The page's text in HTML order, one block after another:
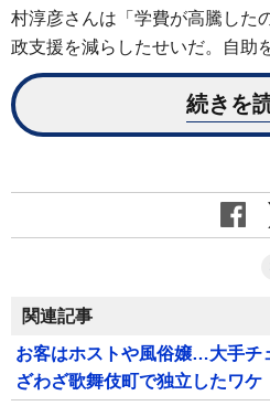
村淳彦さんは「学費が高騰した
政支援を減らしたせいだ。自助
続きを
関連記事
お客はホストや風俗嬢…大手チ
ざわざ歌舞伎町で独立したワケ